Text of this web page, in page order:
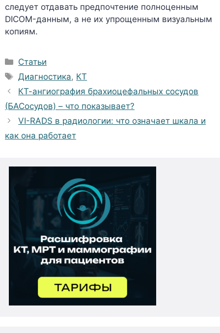
следует отдавать предпочтение полноценным
DICOM-данным, а не их упрощенным визуальным
копиям.
Рубрики
Статьи
Метки
Диагностика, КТ
КТ-ангиография брахиоцефальных сосудов
(БАСосудов) – что показывает?
VI-RADS в радиологии: что означает шкала и
как она работает